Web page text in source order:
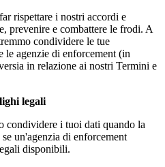
rispettare i nostri accordi e
prevenire e combattere le frodi. A
condividere le tue
le agenzie di enforcement (in
in relazione ai nostri Termini e
legali
condividere i tuoi dati quando la
un'agenzia di enforcement
disponibili.